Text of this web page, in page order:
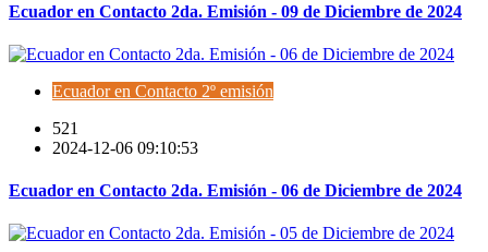
Ecuador en Contacto 2da. Emisión - 09 de Diciembre de 2024
Ecuador en Contacto 2º emisión
521
2024-12-06 09:10:53
Ecuador en Contacto 2da. Emisión - 06 de Diciembre de 2024